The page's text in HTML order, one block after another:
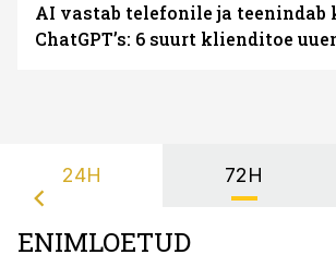
AI vastab telefonile ja teenindab
ChatGPT’s: 6 suurt klienditoe
24H 72H
ENIMLOETUD